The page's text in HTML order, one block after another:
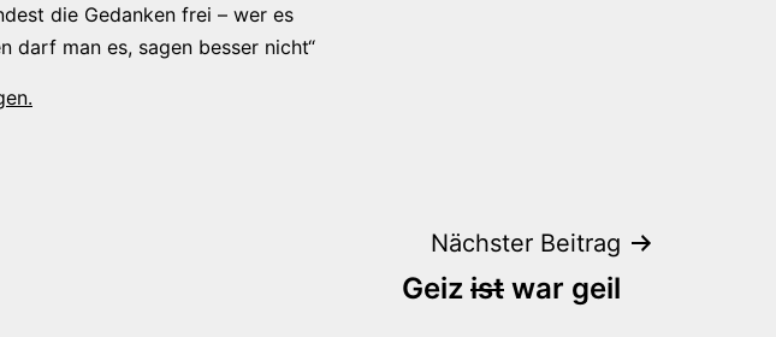
die Gedanken frei – wer es
darf man es, sagen besser nicht“
Nächster Beitrag
Geiz ist war geil